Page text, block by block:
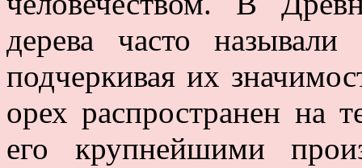
дерева часто
подчеркивая их
орех распространен на
его крупнейшими